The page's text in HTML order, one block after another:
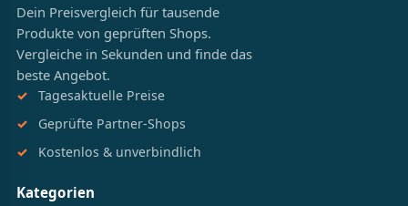
Dein Preisvergleich für tausende
Produkte von geprüften Shops.
Vergleiche in Sekunden und finde das
beste Angebot.
Tagesaktuelle Preise
Geprüfte Partner-Shops
Kostenlos & unverbindlich
Kategorien